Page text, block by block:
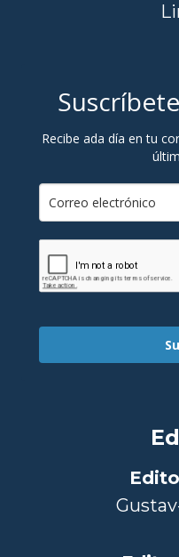
Recibe ada día en tu